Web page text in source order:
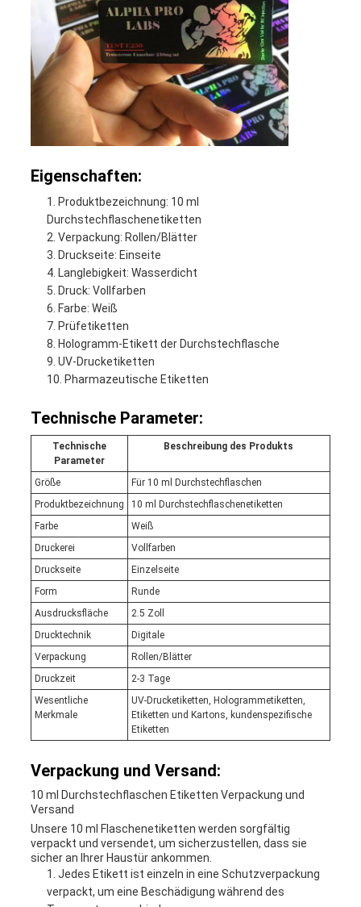
Eigenschaften:
Produktbezeichnung: 10 ml
Durchstechflaschenetiketten
Verpackung: Rollen/Blätter
Druckseite: Einseite
Langlebigkeit: Wasserdicht
Druck: Vollfarben
Farbe: Weiß
Prüfetiketten
Hologramm-Etikett der Durchstechflasche
UV-Drucketiketten
Pharmazeutische Etiketten
Technische Parameter:
Technische
Parameter
Beschreibung des Produkts
Größe
Für 10 ml Durchstechflaschen
Produktbezeichnung
10 ml Durchstechflaschenetiketten
Farbe
Weiß
Druckerei
Vollfarben
Druckseite
Einzelseite
Form
Runde
Ausdrucksfläche
2.5 Zoll
Drucktechnik
Digitale
Verpackung
Rollen/Blätter
Druckzeit
2-3 Tage
Wesentliche
Merkmale
UV-Drucketiketten, Hologrammetiketten,
Etiketten und Kartons, kundenspezifische
Etiketten
Verpackung und Versand:
10 ml Durchstechflaschen Etiketten Verpackung und
Versand
Unsere 10 ml Flaschenetiketten werden sorgfältig
verpackt und versendet, um sicherzustellen, dass sie
sicher an Ihrer Haustür ankommen.
Jedes Etikett ist einzeln in eine Schutzverpackung
verpackt, um eine Beschädigung während des